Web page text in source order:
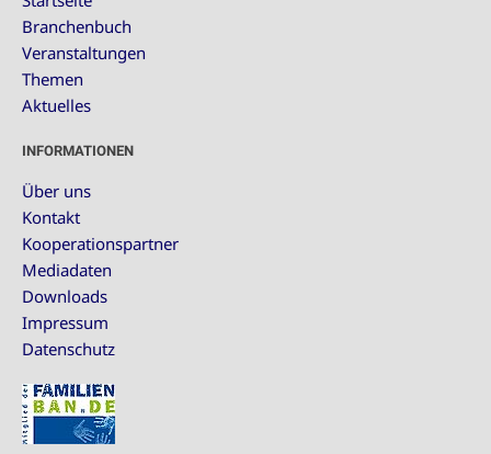
Branchenbuch
Veranstaltungen
Themen
Aktuelles
INFORMATIONEN
Über uns
Kontakt
Kooperationspartner
Mediadaten
Downloads
Impressum
Datenschutz